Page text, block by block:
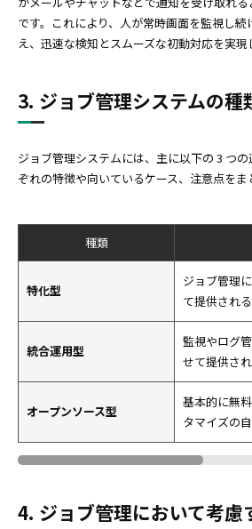
です。これにより、人が常時画面を監視し続
え、迅速な検知とスムーズな初動対応を実現
3. ジョブ管理システムの種
ジョブ管理システムには、主に以下の 3 つ
ぞれの特徴や向いているケース、注意点をま
種類
特化型
ジョブ管理
て提供される
統合運用型
監視やログ
せて提供さ
オープンソース型
基本的に無
タマイズの
4. ジョブ管理において考慮